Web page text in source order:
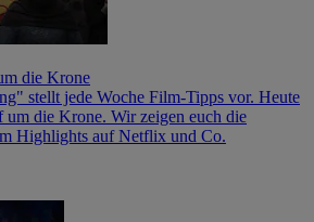
die Krone
stellt jede Woche Film-Tipps vor. Heute
die Krone. Wir zeigen euch die
Highlights auf Netflix und Co.